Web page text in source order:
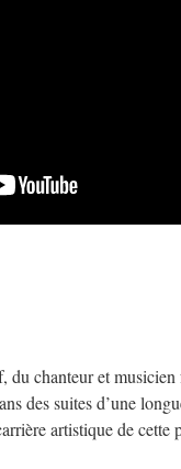
du chanteur et musicien
des suites d’une
artistique de cette